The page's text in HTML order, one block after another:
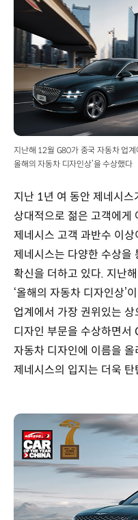
지난해 12월 G80가 중국 자동차 업
올해의 자동차 디자인상’을 수상했다
지난 1년 여 동안 제네시스
상대적으로 젊은 고객에게
제네시스 고객 과반수 이
제네시스는 다양한 수상을
확신을 더하고 있다. 지난
‘올해의 자동차 디자인상’
업계에서 가장 권위있는 상
디자인 부문을 수상하면서
자동차 디자인에 이름을
제네시스의 입지는 더욱